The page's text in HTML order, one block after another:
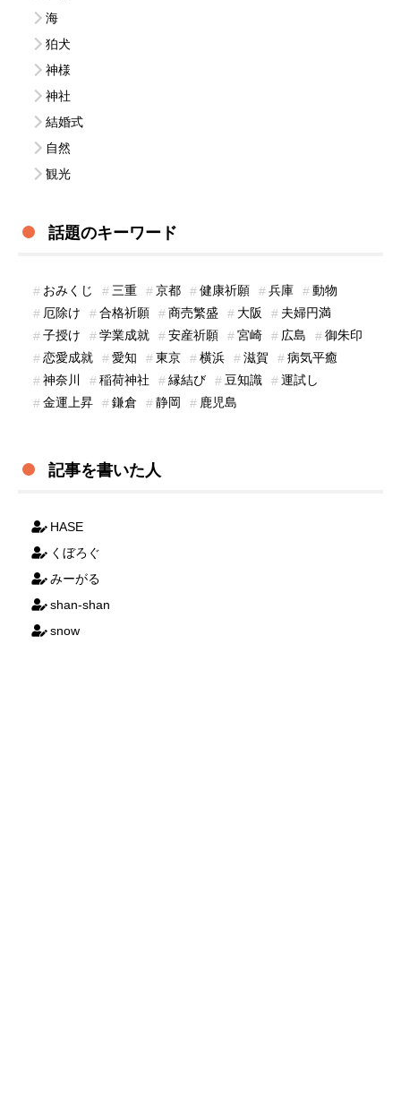
海
狛犬
神様
神社
結婚式
自然
観光
話題のキーワード
おみくじ 三重 京都 健康祈願 兵庫
動物
厄除け
合格祈願 商売繁盛 大阪
夫婦円満
子授け
学業成就 安産祈願 宮崎 広島
御朱印
恋愛成就
愛知 東京 横浜 滋賀
病気平癒
神奈川
稲荷神社 縁結び 豆知識
運試し
金運上昇
鎌倉 静岡 鹿児島
記事を書いた人
HASE
くぼろぐ
みーがる
shan-shan
snow